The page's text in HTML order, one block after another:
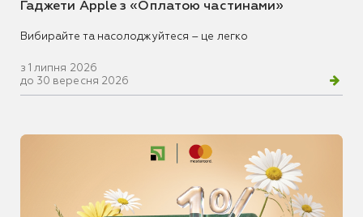
Гаджети Apple з «Оплатою частинами»
Вибирайте та насолоджуйтеся – це легко
з 1 липня 2026
до 30 вересня 2026